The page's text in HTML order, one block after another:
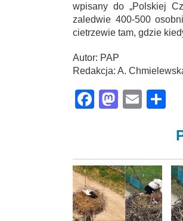
wpisany do „Polskiej
zaledwie 400-500
cietrzewie tam, gdzie
Autor: PAP
Redakcja: A.
Facebook
Email